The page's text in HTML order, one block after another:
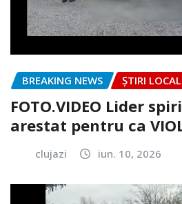
BREAKING NEWS ȘTIRI
FOTO.VIDEO Lider
arestat pentru ca
clujazi iun. 10, 2026